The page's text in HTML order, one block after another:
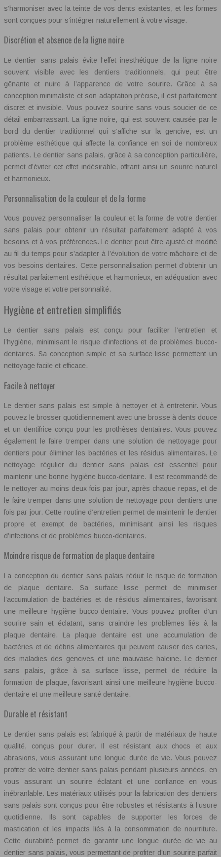
s’harmoniser avec la teinte de vos dents existantes, et les formes
sont conçues pour s’intégrer naturellement à votre visage.
Discrétion et absence de la ligne noire
Le dentier sans palais évite l’effet inesthétique de la ligne noire
souvent visible avec les dentiers traditionnels, qui peut être
gênante et nuire à l’apparence de votre sourire. Grâce à sa
conception minimaliste et son adaptation précise, il est parfaitement
discret et invisible. Vous pouvez sourire sans vous soucier de ce
détail embarrassant. La ligne noire, qui est souvent causée par le
bord du dentier traditionnel qui s’affiche sur la gencive, est un
problème esthétique qui affecte la confiance en soi de nombreux
patients. Le dentier sans palais, grâce à sa conception particulière,
permet d’éviter cet effet indésirable, offrant ainsi un sourire naturel
et harmonieux.
Personnalisation de la couleur et de la forme
Vous pouvez personnaliser la couleur et la forme de votre dentier
sans palais pour obtenir un résultat parfaitement adapté à vos
besoins et à vos préférences. Le dentier peut être ajusté et modifié
au fil du temps pour s’adapter à l’évolution de votre mâchoire et de
vos besoins dentaires. Cette personnalisation permet d’obtenir un
résultat parfaitement esthétique et harmonieux, en adéquation avec
votre visage et votre personnalité.
Hygiène et entretien simplifiés
Le dentier sans palais est conçu pour faciliter l’entretien et
l’hygiène, minimisant le risque d’infections et de problèmes bucco-
dentaires. Sa conception simple et sa surface lisse permettent un
nettoyage facile et efficace.
Facile à nettoyer
Le dentier sans palais est simple à nettoyer et à entretenir. Vous
pouvez le brosser quotidiennement avec une brosse à dents douce
et un dentifrice conçu pour les prothèses dentaires. Vous pouvez
également le faire tremper dans une solution de nettoyage pour
dentiers pour éliminer les bactéries et les résidus alimentaires. Le
nettoyage régulier du dentier sans palais est essentiel pour
maintenir une bonne hygiène bucco-dentaire. Il est recommandé de
le nettoyer au moins deux fois par jour, après chaque repas, et de
le faire tremper dans une solution de nettoyage pour dentiers une
fois par jour. Cette routine d’entretien permet de maintenir le dentier
propre et exempt de bactéries, minimisant ainsi les risques
d’infections et de problèmes bucco-dentaires.
Moindre risque de formation de plaque dentaire
La conception du dentier sans palais réduit le risque de formation
de plaque dentaire. Sa surface lisse permet de minimiser
l’accumulation de bactéries et de résidus alimentaires, favorisant
une meilleure hygiène bucco-dentaire. Vous pouvez profiter d’un
sourire sain et éclatant, sans craindre les problèmes liés à la
plaque dentaire. La plaque dentaire est une accumulation de
bactéries et de débris alimentaires qui peuvent causer des caries,
des maladies des gencives et une mauvaise haleine. Le dentier
sans palais, grâce à sa surface lisse, permet de réduire la
formation de plaque, favorisant ainsi une meilleure hygiène bucco-
dentaire et une meilleure santé dentaire.
Durable et résistant
Le dentier sans palais est fabriqué à partir de matériaux de haute
qualité, conçus pour durer. Il est résistant aux chocs et aux
abrasions, vous assurant une longue durée de vie. Vous pouvez
profiter de votre dentier sans palais pendant plusieurs années, en
vous assurant un sourire éclatant et une confiance en vous
inébranlable. Les matériaux utilisés pour la fabrication des dentiers
sans palais sont conçus pour être robustes et résistants à l’usure
quotidienne. Ils sont capables de supporter les forces de
mastication et les impacts liés à la consommation de nourriture.
Cette durabilité permet de garantir une longue durée de vie au
dentier sans palais, vous permettant de profiter d’un sourire parfait